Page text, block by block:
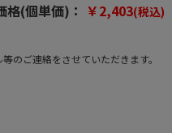
格(個単価)： ￥2,403(税込)
のご連絡をさせていただきます。